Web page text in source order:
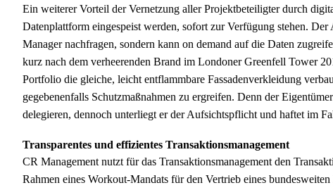
Ein weiterer Vorteil der Vernetzung aller Projektbeteiligter durch
Datenplattform eingespeist werden, sofort zur Verfügung stehen.
Manager nachfragen, sondern kann on demand auf die Daten
kurz nach dem verheerenden Brand im Londoner Greenfell Tower
Portfolio die gleiche, leicht entflammbare Fassadenverkleidung
gegebenenfalls Schutzmaßnahmen zu ergreifen. Denn der
delegieren, dennoch unterliegt er der Aufsichtspflicht und haftet im
Transparentes und effizientes Transaktionsmanagement
CR Management nutzt für das Transaktionsmanagement den
Rahmen eines Workout-Mandats für den Vertrieb eines